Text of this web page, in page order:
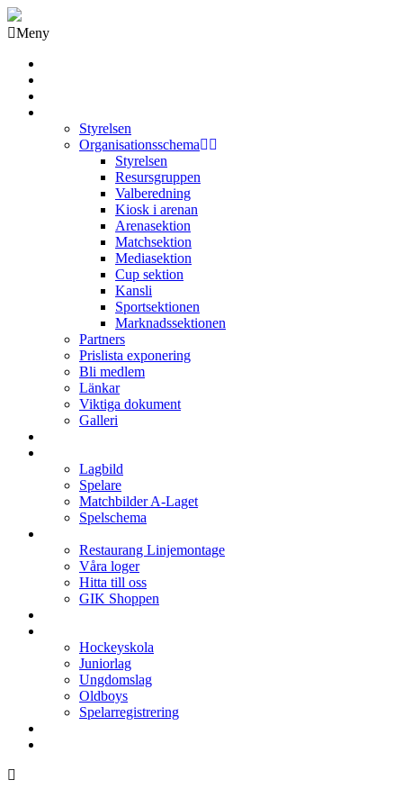
Meny
Styrelsen
Organisationsschema
Styrelsen
Resursgruppen
Valberedning
Kiosk i arenan
Arenasektion
Matchsektion
Mediasektion
Cup sektion
Kansli
Sportsektionen
Marknadssektionen
Partners
Prislista exponering
Bli medlem
Länkar
Viktiga dokument
Galleri
Lagbild
Spelare
Matchbilder A-Laget
Spelschema
Restaurang Linjemontage
Våra loger
Hitta till oss
GIK Shoppen
Hockeyskola
Juniorlag
Ungdomslag
Oldboys
Spelarregistrering